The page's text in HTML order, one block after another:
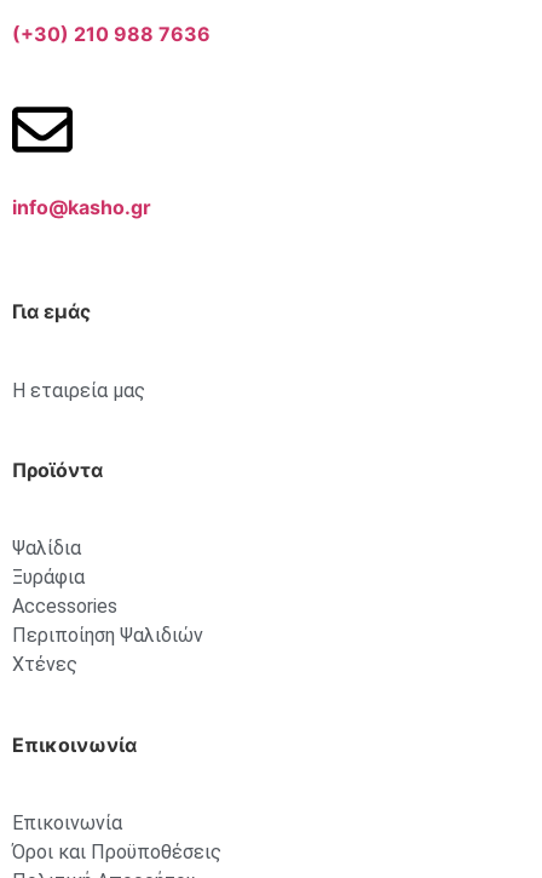
(+30) 210 988 7636
info@kasho.gr
Για εμάς
Η εταιρεία μας
Προϊόντα
Ψαλίδια
Ξυράφια
Accessories
Περιποίηση Ψαλιδιών
Χτένες
Επικοινωνία
Επικοινωνία
Όροι και Προϋποθέσεις